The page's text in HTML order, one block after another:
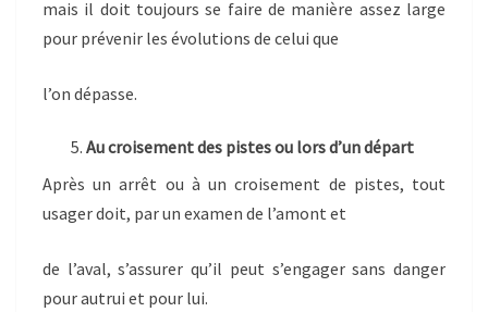
mais il doit toujours se faire de manière assez large
pour prévenir les évolutions de celui que
l’on dépasse.
Au croisement des pistes ou lors d’un départ
Après un arrêt ou à un croisement de pistes, tout
usager doit, par un examen de l’amont et
de l’aval, s’assurer qu’il peut s’engager sans danger
pour autrui et pour lui.